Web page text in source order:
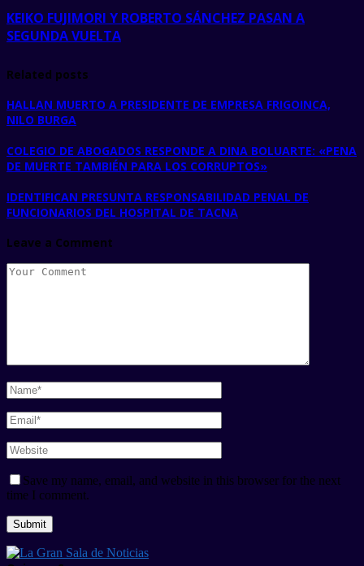
KEIKO FUJIMORI Y ROBERTO SÁNCHEZ PASAN A
SEGUNDA VUELTA
Related posts
HALLAN MUERTO A PRESIDENTE DE EMPRESA FRIGOINCA,
NILO BURGA
COLEGIO DE ABOGADOS RESPONDE A DINA BOLUARTE: «PENA
DE MUERTE TAMBIÉN PARA LOS CORRUPTOS»
IDENTIFICAN PRESUNTA RESPONSABILIDAD PENAL DE
FUNCIONARIOS DEL HOSPITAL DE TACNA
Leave a Comment
Save my name, email, and website in this browser for the next
time I comment.